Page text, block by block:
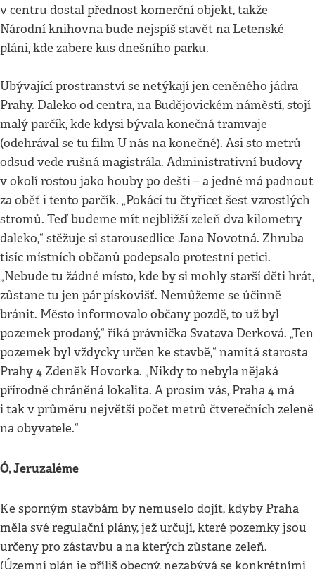
v centru dostal přednost komerční objekt, takže
Národní knihovna bude nejspíš stavět na Letenské
pláni, kde zabere kus dnešního parku.
Ubývající prostranství se netýkají jen ceněného jádra
Prahy. Daleko od centra, na Budějovickém náměstí, stojí
malý parčík, kde kdysi bývala konečná tramvaje
(odehrával se tu film U nás na konečné). Asi sto metrů
odsud vede rušná magistrála. Administrativní budovy
v okolí rostou jako houby po dešti – a jedné má padnout
za oběť i tento parčík. „Pokácí tu čtyřicet šest vzrostlých
stromů. Teď budeme mít nejbližší zeleň dva kilometry
daleko,“ stěžuje si starousedlice Jana Novotná. Zhruba
tisíc místních občanů podepsalo protestní petici.
„Nebude tu žádné místo, kde by si mohly starší děti hrát,
zůstane tu jen pár pískovišť. Nemůžeme se účinně
bránit. Město informovalo občany pozdě, to už byl
pozemek prodaný,“ říká právnička Svatava Derková. „Ten
pozemek byl vždycky určen ke stavbě,“ namítá starosta
Prahy 4 Zdeněk Hovorka. „Nikdy to nebyla nějaká
přírodně chráněná lokalita. A prosím vás, Praha 4 má
i tak v průměru největší počet metrů čtverečních zeleně
na obyvatele.“
Ó, Jeruzaléme
Ke sporným stavbám by nemuselo dojít, kdyby Praha
měla své regulační plány, jež určují, které pozemky jsou
určeny pro zástavbu a na kterých zůstane zeleň.
(Územní plán je příliš obecný, nezabývá se konkrétními